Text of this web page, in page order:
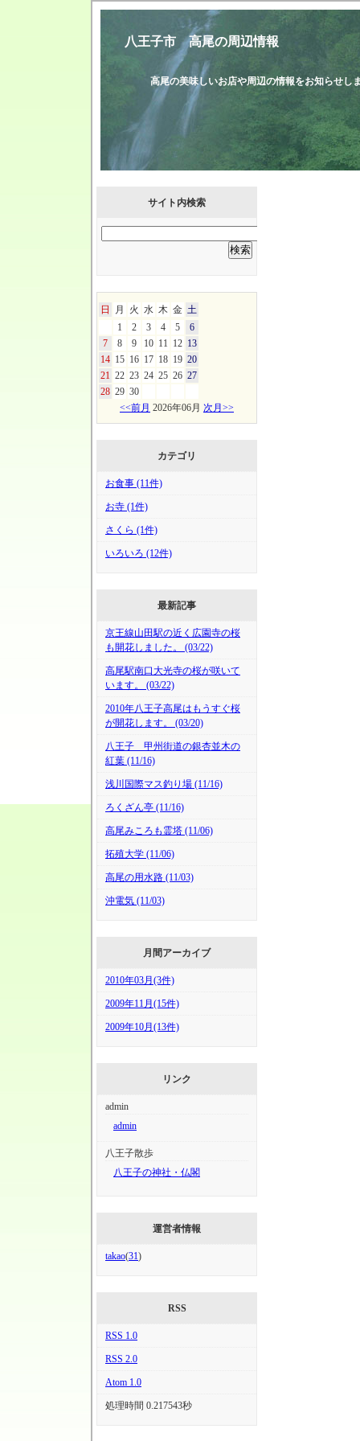
八王子市 高尾の周辺情報
高尾の美味しいお店や周辺の情報をお
サイト内検索
日 月 火 水 木 金 土
1
2 3 4 5
6
7
8 9 10 11 12 13
14 15 16 17 18 19 20
21 22 23 24 25 26 27
28 29 30
<<前月 2026年06月 次月>>
カテゴリ
お食事 (11件)
お寺 (1件)
さくら (1件)
いろいろ (12件)
最新記事
京王線山田駅の近く広園寺の桜
も開花しました。 (03/22)
高尾駅南口大光寺の桜が咲いて
います。 (03/22)
2010年八王子高尾はもうすぐ桜
が開花します。 (03/20)
八王子 甲州街道の銀杏並木の
紅葉 (11/16)
浅川国際マス釣り場 (11/16)
ろくざん亭 (11/16)
高尾みころも霊塔 (11/06)
拓殖大学 (11/06)
高尾の用水路 (11/03)
沖電気 (11/03)
月間アーカイブ
2010年03月(3件)
2009年11月(15件)
2009年10月(13件)
リンク
admin
admin
八王子散歩
八王子の神社・仏閣
運営者情報
takao(31)
RSS
RSS 1.0
RSS 2.0
Atom 1.0
処理時間 0.217543秒